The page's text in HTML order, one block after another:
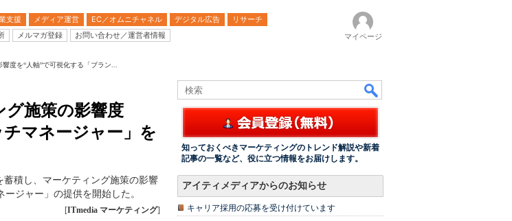
支援 メディア運営 EC／オムニチャネル デジタル広告
リサーチ
メルマガ登録 お問い合わせ／運営者情報 マイページ
度を“人軸”で可視化する「ブラン...
施策の影響度
マネージャー」を
積し、マーケティング施策の影響
ジャー」の提供を開始した。
[ITmedia マーケティング]
知っておくべきマーケティングのトレンド解説や新着
記事の一覧など、役に立つ情報をお届けします。
アイティメディアからのお知らせ
キャリア採用の応募を受け付けています